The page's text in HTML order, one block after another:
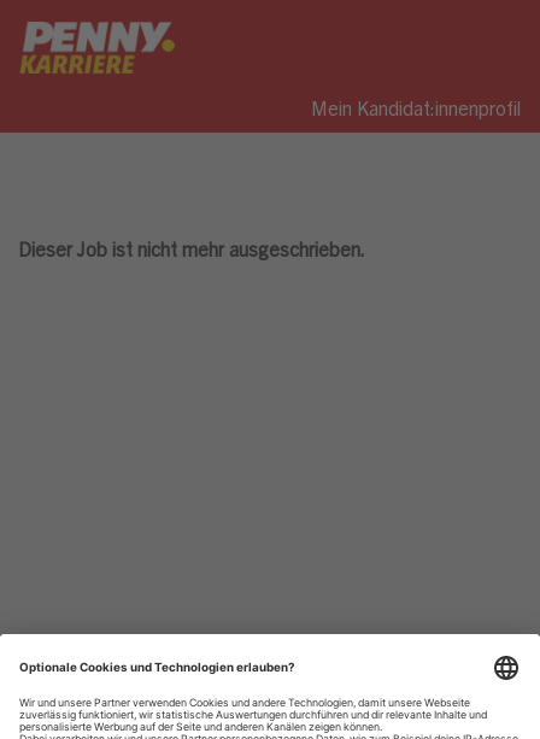
Mein Kandidat:innenprofil
Dieser Job ist nicht mehr ausgeschrieben.
Datenschutzhinweise